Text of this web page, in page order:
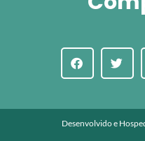
Desenvolvido e